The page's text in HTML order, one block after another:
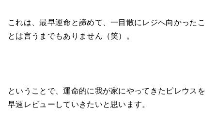
これは、最早運命と諦めて、一目散にレジへ向かったこ
とは言うまでもありません（笑）。
ということで、運命的に我が家にやってきたピレウスを
早速レビューしていきたいと思います。